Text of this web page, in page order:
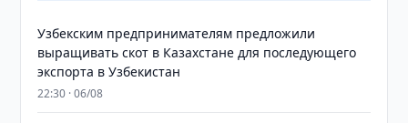
Узбекским предпринимателям предложили
выращивать скот в Казахстане для последующего
экспорта в Узбекистан
22:30 · 06/08